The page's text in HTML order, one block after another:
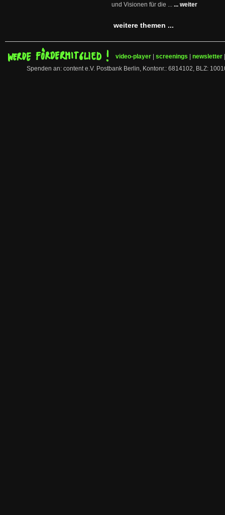
und Visionen für die ... ... weiter
weitere themen ...
video-player screenings newsletter
Spenden an: content e.V. Postbank Berlin, Kontonr.: 6814102, BLZ: